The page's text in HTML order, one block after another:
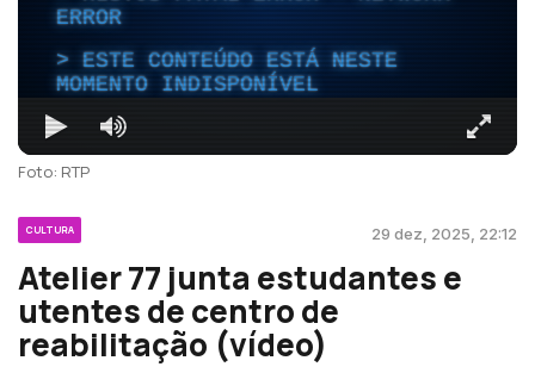
ERROR
ESTE CONTEÚDO ESTÁ NESTE
MOMENTO INDISPONÍVEL
Foto: RTP
CULTURA 29 dez, 2025, 22:12
Atelier 77 junta estudantes e
utentes de centro de
reabilitação (vídeo)